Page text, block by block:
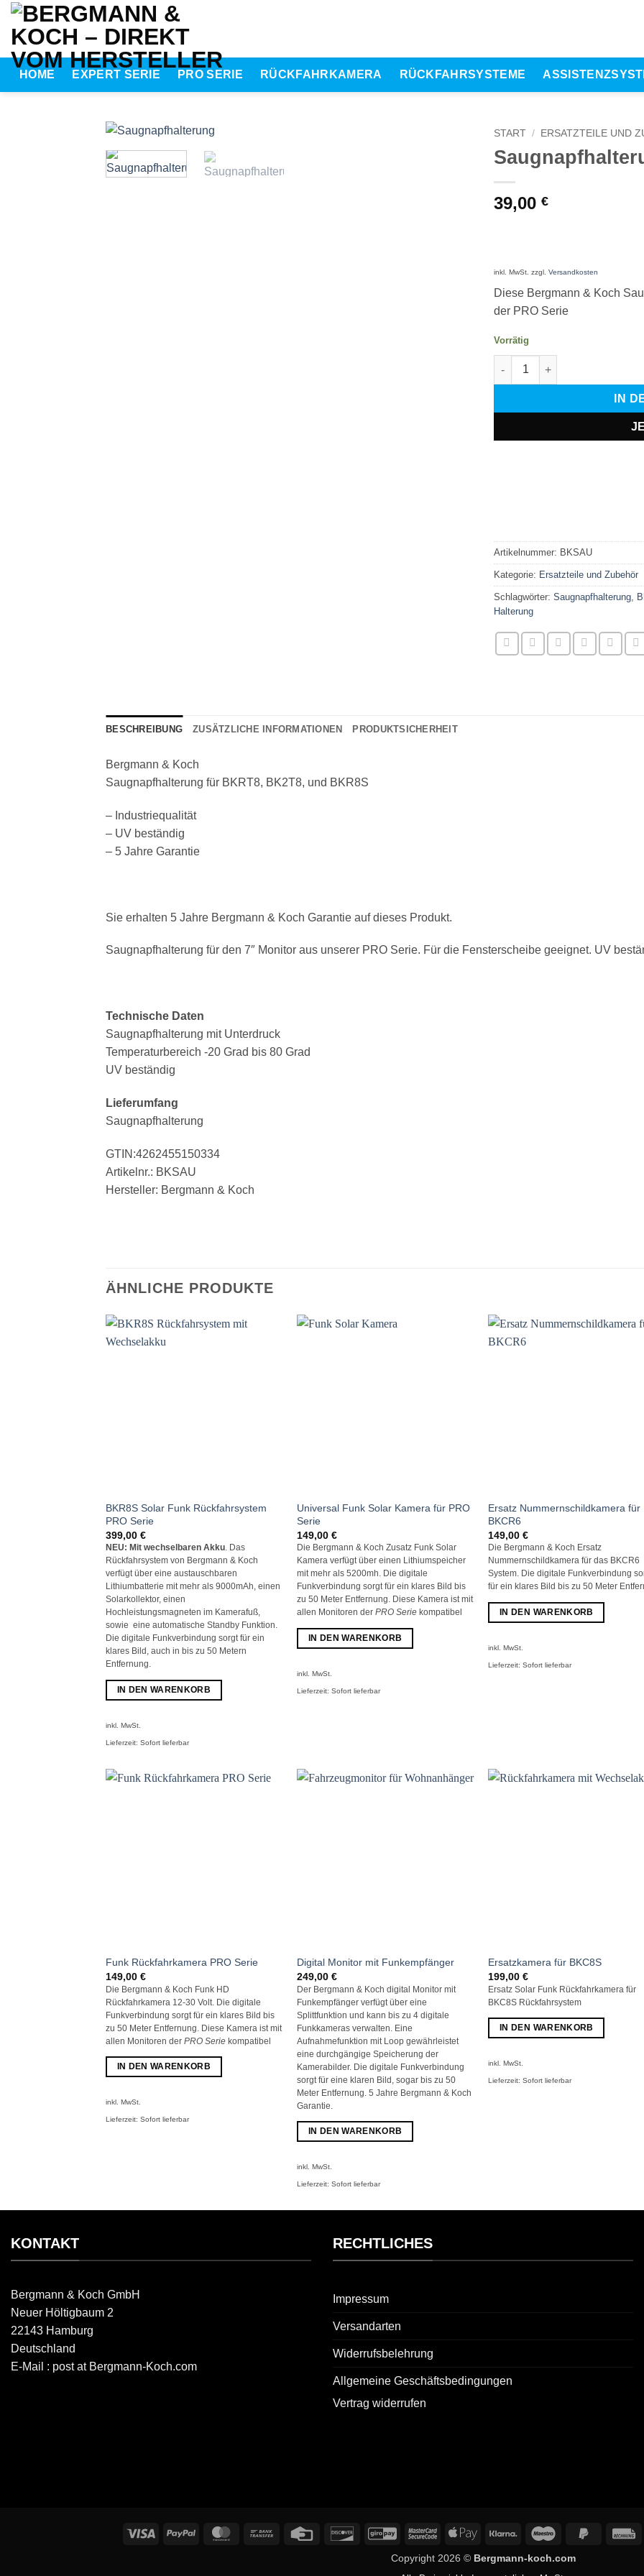
Zum
Inhalt
springen
HOME EXPERT SERIE PRO SERIE RÜCKFAHRKAMERA RÜCKFAHRSYSTEME
START / ERSATZTEILE UND
39,00 €
inkl. MwSt. zzgl. Versandkosten
Diese Bergmann & Koch
der PRO Serie
Vorrätig
Saugnapfhalterung Menge
IN
Artikelnummer: BKSAU
Kategorie: Ersatzteile und Zubehör
Schlagwörter: Saugnapfhalterung,
Halterung
BESCHREIBUNG ZUSÄTZLICHE INFORMATIONEN PRODUKTSICHERHEIT
Bergmann & Koch
Saugnapfhalterung für BKRT8, BK2T8, und BKR8S
– Industriequalität
– UV beständig
– 5 Jahre Garantie
Sie erhalten 5 Jahre Bergmann & Koch Garantie auf dieses Produkt.
Saugnapfhalterung für den 7″ Monitor aus unserer PRO Serie. Für die Fensterscheibe geeignet. UV
Technische Daten
Saugnapfhalterung mit Unterdruck
Temperaturbereich -20 Grad bis 80 Grad
UV beständig
Lieferumfang
Saugnapfhalterung
GTIN:4262455150334
Artikelnr.: BKSAU
Hersteller: Bergmann & Koch
ÄHNLICHE PRODUKTE
BKR8S Solar Funk Rückfahrsystem
PRO Serie
399,00 €
NEU: Mit wechselbaren Akku. Das
Rückfahrsystem von Bergmann & Koch
verfügt über eine austauschbaren
Lithiumbatterie mit mehr als 9000mAh, einen
Solarkollektor, einen
Hochleistungsmagneten im Kamerafuß,
sowie eine automatische Standby Funktion.
Die digitale Funkverbindung sorgt für ein
klares Bild, auch in bis zu 50 Metern
Entfernung.
IN DEN WARENKORB
inkl. MwSt.
Lieferzeit: Sofort lieferbar
Universal Funk Solar Kamera für PRO
Serie
149,00€
Die Bergmann & Koch Zusatz Funk Solar
Kamera verfügt über einen Lithiumspeicher
mit mehr als 5200mh. Die digitale
Funkverbindung sorgt für ein klares Bild bis
zu 50 Meter Entfernung. Diese Kamera ist mit
allen Monitoren derPRO Serie kompatibel
IN DEN WARENKORB
inkl. MwSt.
Lieferzeit:Sofort lieferbar
Ersatz Nummernschildkamera für
BKCR6
149,00€
Die Bergmann & Koch Ersatz
Nummernschildkamera für das BKCR6
System. Die digitale Funkverbindung
für ein klares Bild bis zu 50 Meter
IN DEN WARENKORB
inkl. MwSt.
Lieferzeit:Sofort lieferbar
Funk Rückfahrkamera PRO Serie
149,00 €
Die Bergmann & Koch Funk HD
Rückfahrkamera 12-30 Volt. Die digitale
Funkverbindung sorgt für ein klares Bild bis
zu 50 Meter Entfernung. Diese Kamera ist mit
allen Monitoren der PRO Seriekompatibel
IN DEN WARENKORB
inkl. MwSt.
Lieferzeit: Sofort lieferbar
Digital Monitor mit Funkempfänger
249,00€
Der Bergmann & Koch digital Monitor mit
Funkempfänger verfügt über eine
Splittfunktion und kann bis zu 4 digitale
Funkkameras verwalten. Eine
Aufnahmefunktion mit Loop gewährleistet
eine durchgängige Speicherung der
Kamerabilder. Die digitale Funkverbindung
sorgt für eine klaren Bild, sogar bis zu 50
Meter Entfernung. 5 Jahre Bergmann & Koch
Garantie.
IN DEN WARENKORB
inkl. MwSt.
Lieferzeit:Sofort lieferbar
Ersatzkamera für BKC8S
199,00€
Ersatz Solar Funk Rückfahrkamera für
BKC8S Rückfahrsystem
IN DEN WARENKORB
inkl. MwSt.
Lieferzeit:Sofort lieferbar
KONTAKT
Bergmann & Koch GmbH
Neuer Höltigbaum 2
22143 Hamburg
Deutschland
E-Mail : post at Bergmann-Koch.com
RECHTLICHES
Impressum
Versandarten
Widerrufsbelehrung
Allgemeine Geschäftsbedingungen
Vertrag widerrufen
Visa PayPal MasterCardBank
Credit
DiscoverGiroPay MasterCardApple
Klarna Maestro
PayPal
Copyright 2026 © Bergmann-koch.com